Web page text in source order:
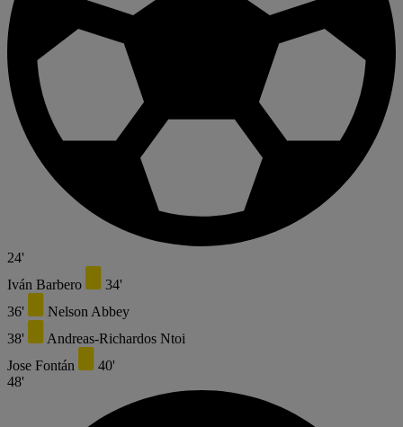
24'
Iván Barbero
34'
36'
Nelson Abbey
38'
Andreas-Richardos Ntoi
Jose Fontán
40'
48'